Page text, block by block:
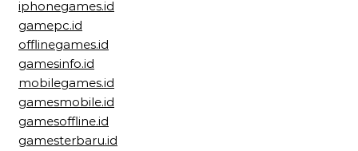
iphonegames.id
gamepc.id
offlinegames.id
gamesinfo.id
mobilegames.id
gamesmobile.id
gamesoffline.id
gamesterbaru.id